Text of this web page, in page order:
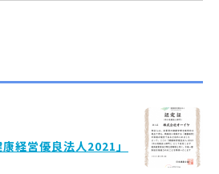
経営優良法人2021」